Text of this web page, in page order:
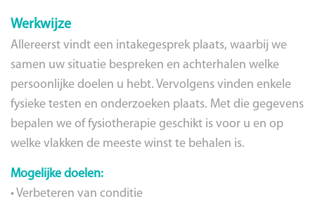
Werkwijze
Allereerst vindt een intakegesprek plaats, waarbij we
samen uw situatie bespreken en achterhalen welke
persoonlijke doelen u hebt. Vervolgens vinden enkele
fysieke testen en onderzoeken plaats. Met die gegevens
bepalen we of fysiotherapie geschikt is voor u en op
welke vlakken de meeste winst te behalen is.
Mogelijke doelen:
• Verbeteren van conditie